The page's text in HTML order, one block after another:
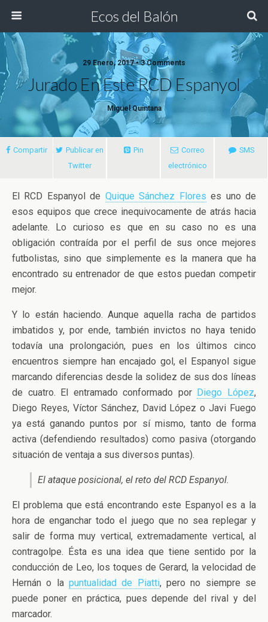
Ecos del Balón
29 Enero, 2017 • 3 Comments
Jurado En Este RCD Espanyol
Miguel Quintana
Compartir
Publicar en
Twitter
Pin
Correo
electrónico
SMS
El RCD Espanyol de Quique Sánchez Flores es uno de
esos equipos que crece inequivocamente de atrás hacia
adelante. Lo curioso es que en su caso no es una
obligación contraída por el perfil de sus once mejores
futbolistas, sino que simplemente es la manera que ha
encontrado su entrenador de que estos puedan competir
mejor.
Y lo están haciendo. Aunque aquella racha de partidos
imbatidos y, por ende, también invictos no haya tenido
todavía una prolongación, pues en los últimos cinco
encuentros siempre han encajado gol, el Espanyol sigue
marcando diferencias desde la solidez de sus dos líneas
de cuatro. El entramado conformado por Diego López,
Diego Reyes, Víctor Sánchez, David López o Javi Fuego
ya está ganando puntos por sí mismo, tanto de forma
activa (defendiendo resultados) como pasiva (otorgando
situación de ventaja a sus diversos puntas).
El ataque posicional, el reto del RCD Espanyol.
El problema que está encontrando este Espanyol es a la
hora de enganchar todo el juego que no sea replegar y
salir de forma muy vertical, extremadamente vertical, al
contragolpe. Ésta es una idea que tiene sentido por la
conducción de Leo, los toques de Gerard, la velocidad de
Hernán o la puntualidad de Piatti, pero no siempre se
puede poner en práctica, pues depende del rival y del
marcador.